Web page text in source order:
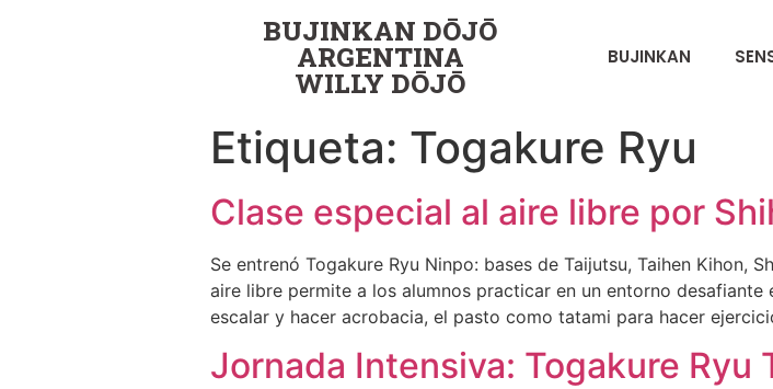
BUJINKAN DŌJŌ
ARGENTINA
WILLY DŌJŌ
BUJINKAN
Etiqueta: Togakure Ryu
Clase especial al aire libre por
Se entrenó Togakure Ryu Ninpo: bases de Taijutsu, Taihen Kihon,
aire libre permite a los alumnos practicar en un entorno
escalar y hacer acrobacia, el pasto como tatami para hacer
Jornada Intensiva: Togakure Ryu